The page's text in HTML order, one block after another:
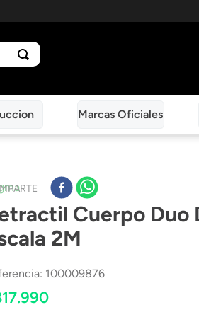
Marcas Oficiales
Cuerpo Duo
2M
: 100009876
.990